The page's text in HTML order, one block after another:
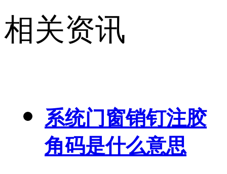
相关资讯
系统门窗销钉注胶
角码是什么意思